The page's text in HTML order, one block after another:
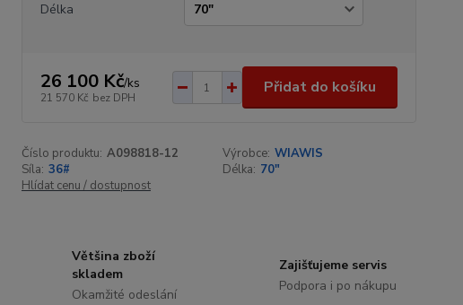
Délka
26 100 Kč/ks
21 570 Kč bez DPH
Přidat do košíku
Číslo produktu: A098818-12 Výrobce: WIAWIS
Síla: 36# Délka: 70"
Hlídat cenu / dostupnost
Většina zboží
skladem
Okamžité odeslání
Zajišťujeme servis
Podpora i po nákupu